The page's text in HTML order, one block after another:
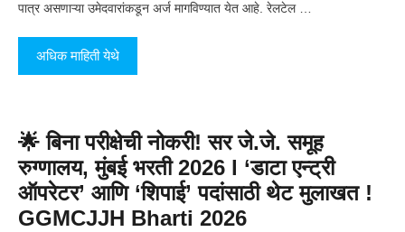
पात्र असणाऱ्या उमेदवारांकडून अर्ज मागविण्यात येत आहे. रेलटेल …
अधिक माहिती येथे
🌟 बिना परीक्षेची नोकरी! सर जे.जे. समूह
रुग्णालय, मुंबई भरती 2026 l ‘डाटा एन्ट्री
ऑपरेटर’ आणि ‘शिपाई’ पदांसाठी थेट मुलाखत !
GGMCJJH Bharti 2026